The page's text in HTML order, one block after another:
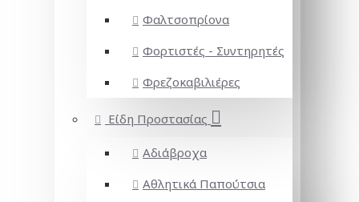
Φαλτσοπρίονα
Φορτιστές - Συντηρητές
Φρεζοκαβιλιέρες
Είδη Προστασίας
Αδιάβροχα
Αθλητικά Παπούτσια